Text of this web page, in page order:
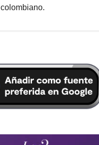
colombiano.